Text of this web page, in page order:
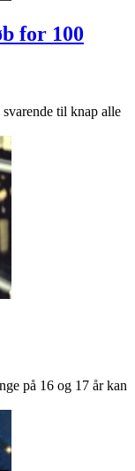
for 100
til knap alle
på 16 og 17 år kan